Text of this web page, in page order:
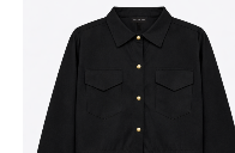
Venta
Mayorista